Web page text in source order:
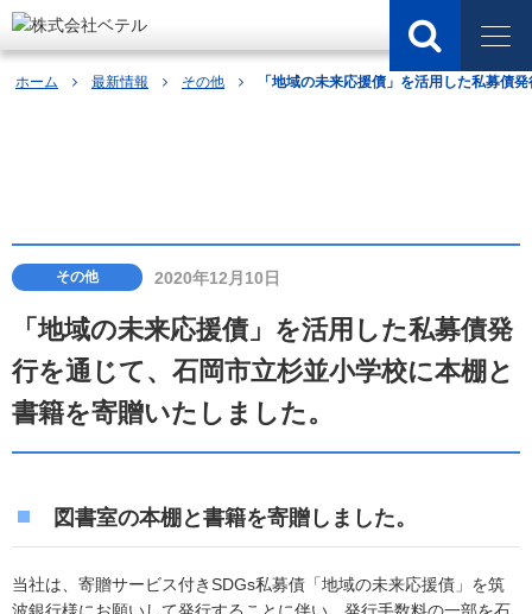
ホーム 最新情報 その他 「地域の未来応援債」を活用した私募債
その他 2020年12月10日
「地域の未来応援債」を活用した私募債発
行を通じて、石岡市立杉並小学校に本棚と
書籍を寄贈いたしました。
図書室の本棚と書籍を寄贈しました。
当社は、寄贈サービス付きSDGs私募債「地域の未来応援債」を筑